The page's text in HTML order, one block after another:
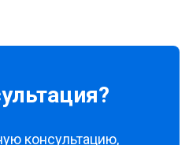
консультацию,